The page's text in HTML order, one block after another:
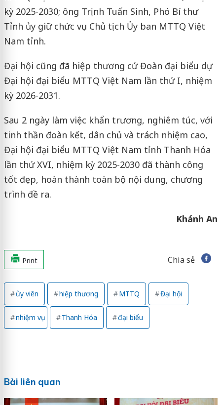
kỳ 2025-2030; ông Trịnh Tuấn Sinh, Phó Bí thư
Tỉnh ủy giữ chức vụ Chủ tịch Ủy ban MTTQ Việt
Nam tỉnh.
Đại hội cũng đã hiệp thương cử Đoàn đại biểu dự
Đại hội đại biểu MTTQ Việt Nam lần thứ I, nhiệm
kỳ 2026-2031.
Sau 2 ngày làm việc khẩn trương, nghiêm túc, với
tinh thần đoàn kết, dân chủ và trách nhiệm cao,
Đại hội đại biểu MTTQ Việt Nam tỉnh Thanh Hóa
lần thứ XVI, nhiệm kỳ 2025-2030 đã thành công
tốt đẹp, hoàn thành toàn bộ nội dung, chương
trình đề ra.
Khánh An
Print Chia sẻ
ủy viên hiệp thương MTTQ Đại hội
nhiệm vụ Thanh Hóa đại biểu
Bài liên quan